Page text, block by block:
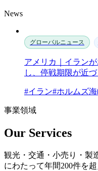
News
グローバルニュース
アメリカ｜イラン
し、停戦期限が近
#イラン#ホルムズ
事業領域
Our Services
観光・交通・小売り・製
にわたって年間200件を